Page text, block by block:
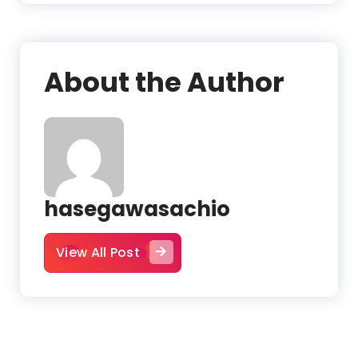
About the Author
hasegawasachio
View All Post